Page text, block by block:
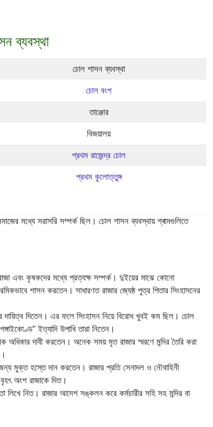
ব্যবস্থা
চোল শাসন ব্যবস্থা
চোল বংশ
তাঞ্জোর
বিজয়ালয়
প্রথম রাজেন্দ্র চোল
প্রথম কুলোত্তুঙ্গ
মধ্যে সরাসরি সম্পর্ক ছিল। চোল শাসন ব্যবস্থায় গ্ৰামগুলিতে
এবং কৃষকদের মধ্যে প্রত্যক্ষ সম্পর্ক। দুইয়ের মাঝে কোনো
শাসন করতেন। সাধারণত রাজার জ্যেষ্ঠ পুত্র পিতার সিংহাসনের
দিতেন। এর ফলে সিংহাসন নিয়ে বিরোধ খুবই কম ছিল। চোল
ইত্যাদি উপাধি তারা নিতেন।
অধিকার দাবী করতেন। অনেক সময় মৃত রাজার স্মরণে মন্দির তৈরি করা
মুক্ত হস্তে দান করতেন। রাজার প্রতি সেনাদল ও নৌবাহিনী
অংশ রাজাকে দিত।
নিত। রাজার আদেশ সঙ্কলন করে কর্মচারীর সহি সহ মন্দির বা